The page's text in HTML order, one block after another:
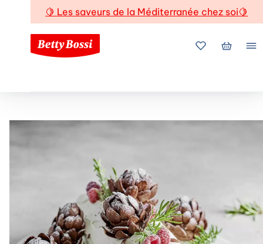
🍋 Les saveurs de la Méditerranée chez soi🍋
Mes favoris
Mon